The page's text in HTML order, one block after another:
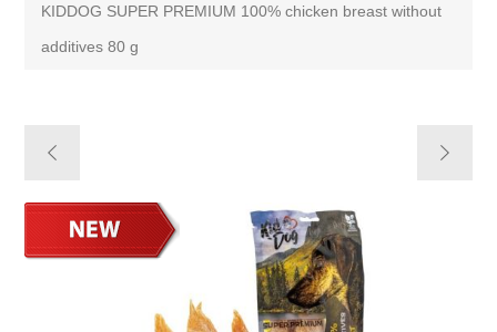
KIDDOG SUPER PREMIUM 100% chicken breast without
additives 80 g